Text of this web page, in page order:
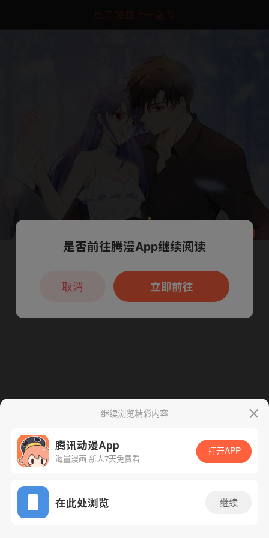
点击加载上一章节
App免费看
腾漫App免费看
继续浏览精彩内容
腾讯动漫App
海量漫画 新人7天免费看
打开APP
在此处浏览 继续
本章节仅支持App阅读，可打开App新用
户7天免费看
是否前往腾漫App继续阅读
立即前往
取消